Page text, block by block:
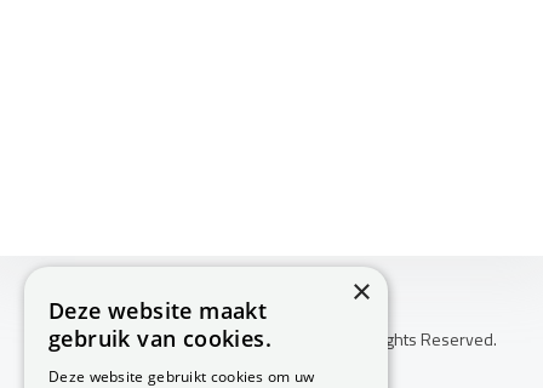
Copyright © 2026 Huis Voor Gezondheid. All Rights Reserved.
Klachtenprocedure
×
Deze website maakt
gebruik van cookies.
Deze website gebruikt cookies om uw